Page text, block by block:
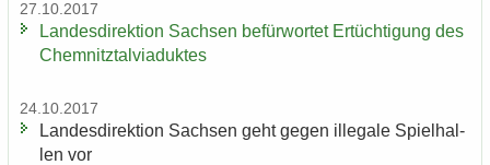
27.10.2017
Lan­des­di­rek­ti­on Sach­sen be­für­wor­tet Er­tüch­ti­gung des
Chem­nitz­tal­via­duk­tes
24.10.2017
Lan­des­di­rek­ti­on Sach­sen geht gegen il­le­ga­le Spiel­hal­
len vor